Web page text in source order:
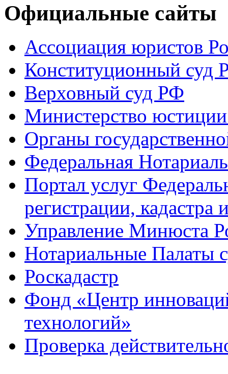
Официальные сайты
Ассоциация юристов
Конституционный суд
Верховный суд РФ
Министерство
Органы
Федеральная
Портал услуг
регистрации, кадастра
Управление Минюста
Нотариальные Палаты
Роскадастр
Фонд «Центр
технологий»
Проверка